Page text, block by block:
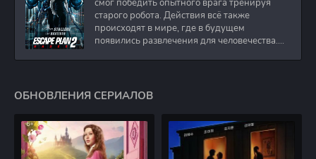
смог победить опытного врага тренируя
старого робота. Действия всё также
происходят в мире, где в будущем
появились развлечения для человечества.
ОБНОВЛЕНИЯ СЕРИАЛОВ